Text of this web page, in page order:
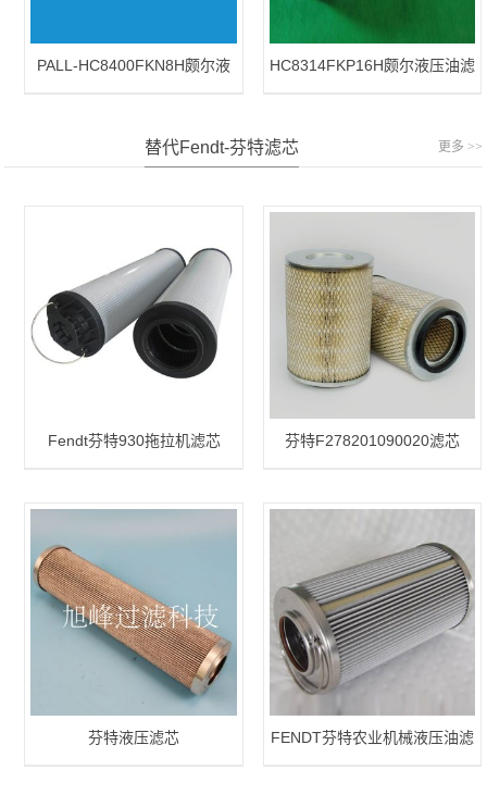
PALL-HC8400FKN8H颇尔液
HC8314FKP16H颇尔液压油滤
替代Fendt-芬特滤芯 更多 >>
Fendt芬特930拖拉机滤芯 芬特F278201090020滤芯
芬特液压滤芯
FENDT芬特农业机械液压油滤